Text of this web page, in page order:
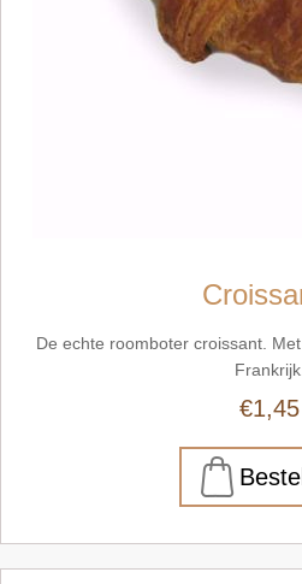
De echte roomboter croissant.
Frankrijk.
€1,45